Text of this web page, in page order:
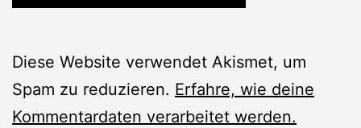
Diese Website verwendet Akismet, um
Spam zu reduzieren. Erfahre, wie deine
Kommentardaten verarbeitet werden.